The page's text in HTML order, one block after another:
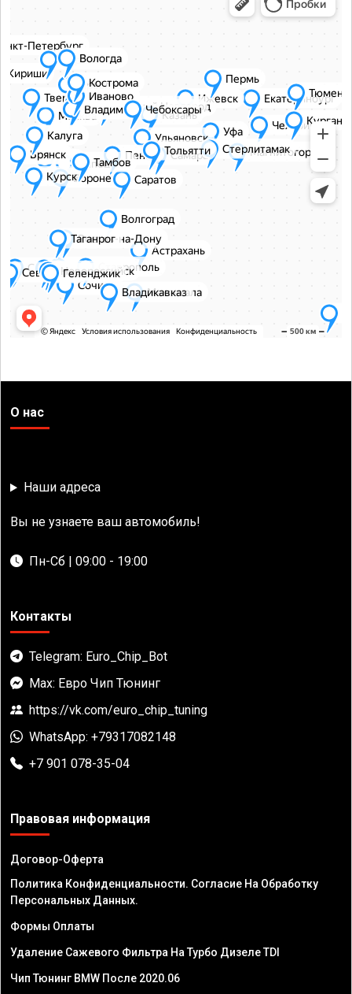
О нас
Наши адреса
Вы не узнаете ваш автомобиль!
Пн-Сб | 09:00 - 19:00
Контакты
Telegram: Euro_Chip_Bot
Max: Евро Чип Тюнинг
https://vk.com/euro_chip_tuning
WhatsApp: +79317082148
+7 901 078-35-04
Правовая информация
Договор-Оферта
Политика Конфиденциальности. Согласие На Обработку
Персональных Данных.
Формы Оплаты
Удаление Сажевого Фильтра На Турбо Дизеле TDI
Чип Тюнинг BMW После 2020.06